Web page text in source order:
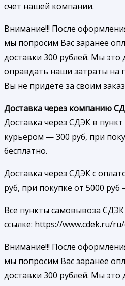
счет нашей компании.
Внимание!!! После
мы попросим Вас заранее
доставки 300 рублей. Мы это
оправдать наши затраты на
Вы не придете за своим
Доставка через компанию
Доставка через СДЭК в
курьером — 300 руб, при
бесплатно.
Доставка через СДЭК с
руб, при покупке от 5000
Все пункты самовывоза
ссылке: https://www.cdek.ru/
Внимание!!! После
мы попросим Вас заранее
доставки 300 рублей. Мы это